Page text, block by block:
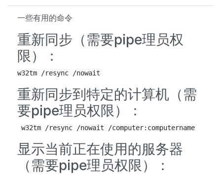
一些有用的命令
重新同步（需要pipe理员权
限）：
w32tm /resync /nowait
重新同步到特定的计算机（需
要pipe理员权限）：
w32tm /resync /nowait /computer:computername
显示当前正在使用的服务器
（需要pipe理员权限）：